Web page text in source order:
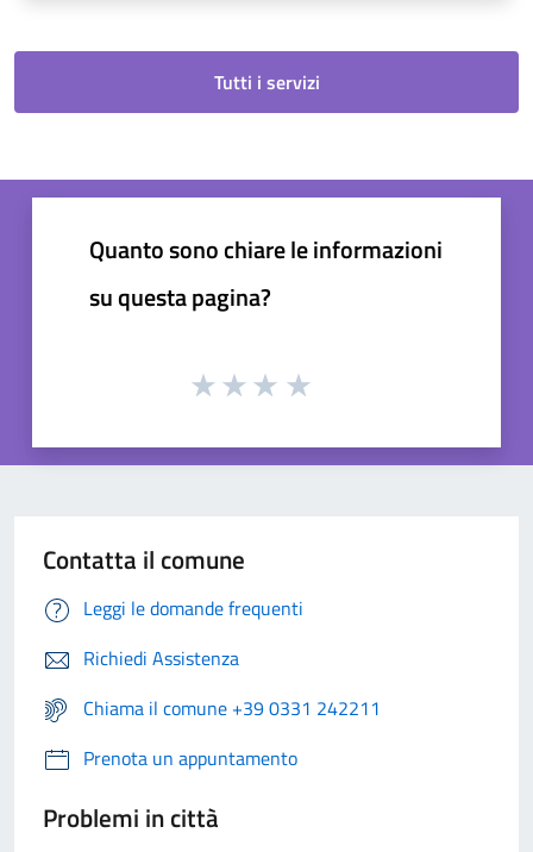
Tutti i servizi
Quanto sono chiare le informazioni
su questa pagina?
Contatta il comune
Leggi le domande frequenti
Richiedi Assistenza
Chiama il comune +39 0331 242211
Prenota un appuntamento
Problemi in città